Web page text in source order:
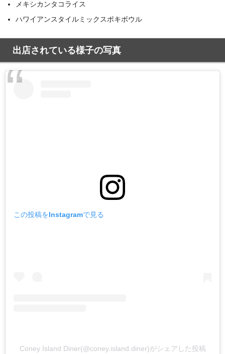
メキシカンタコライス
ハワイアンスタイルミックスポキボウル
出店されている様子の写真
この投稿をInstagramで見る
Coney Island Diner(@coney.island.diner)がシェアした投稿